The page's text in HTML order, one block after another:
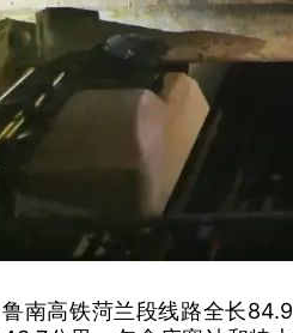
南高铁菏兰段线路全长84.9